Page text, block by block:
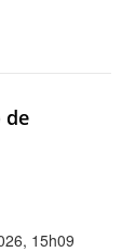
de
15h09